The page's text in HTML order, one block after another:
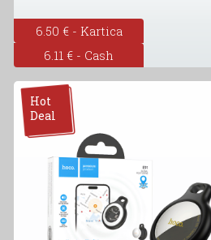
6.50 € - Kartica
6.11 € - Cash
Hot
Deal